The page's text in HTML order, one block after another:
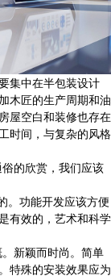
集中在半包装设计
木匠的生产周期和油
屋空白和装修也存在
时间，与复杂的风格
的欣赏，我们应该
。功能开发应该方便
有效的，艺术和科学
新颖而时尚。简单
特殊的安装效果应为